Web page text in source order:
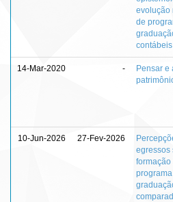
evolução
de
contábeis
14-Mar-2020 -
Pensar e
10-Jun-2026 27-Fev-2026
egressos